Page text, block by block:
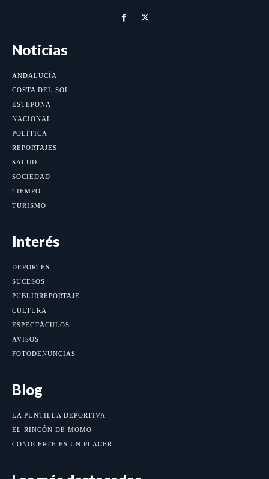
Noticias
ANDALUCÍA
COSTA DEL SOL
ESTEPONA
NACIONAL
POLÍTICA
REPORTAJES
SALUD
SOCIEDAD
TIEMPO
TURISMO
Interés
DEPORTES
SUCESOS
PUBLIRREPORTAJE
CULTURA
ESPECTÁCULOS
AVISOS
FOTODENUNCIAS
Blog
LA PUNTILLA DEPORTIVA
EL RINCÓN DE MOMO
CONOCERTE ES UN PLACER